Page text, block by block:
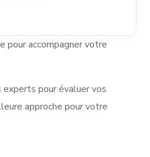
pour accompagner votre
pour évaluer vos
approche pour votre